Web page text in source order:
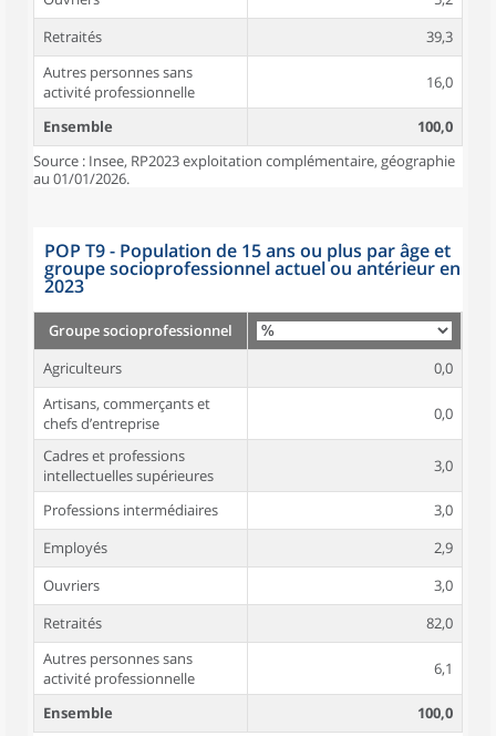
Retraités
39,3
Autres personnes sans
activité professionnelle
16,0
Ensemble
100,0
Source : Insee, RP2023 exploitation complémentaire, géographie
au 01/01/2026.
POP T9 - Population de 15 ans ou plus par âge et
groupe socioprofessionnel actuel ou antérieur en
2023
Groupe socioprofessionnel
Agriculteurs
0,0
Artisans, commerçants et
chefs d’entreprise
0,0
Cadres et professions
intellectuelles supérieures
3,0
Professions intermédiaires
3,0
Employés
2,9
Ouvriers
3,0
Retraités
82,0
Autres personnes sans
activité professionnelle
6,1
Ensemble
100,0